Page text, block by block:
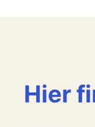
Hier